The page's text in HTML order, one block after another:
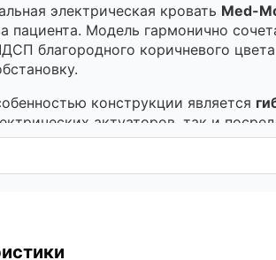
электрическая кровать Med-
пациента. Модель гармонично
благородного коричневого
конструкции является
актуаторов, так и
изменения положения пациента
возможности и